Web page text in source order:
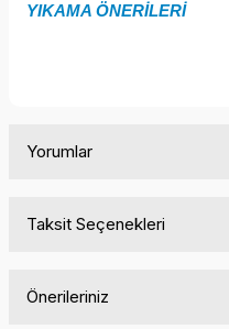
YIKAMA ÖNERİLERİ
Yorumlar
Taksit Seçenekleri
Önerileriniz